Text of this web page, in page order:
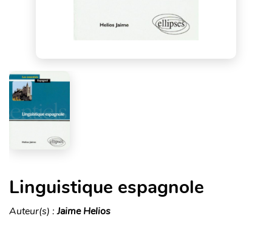
Linguistique espagnole
Auteur(s) :Jaime Helios